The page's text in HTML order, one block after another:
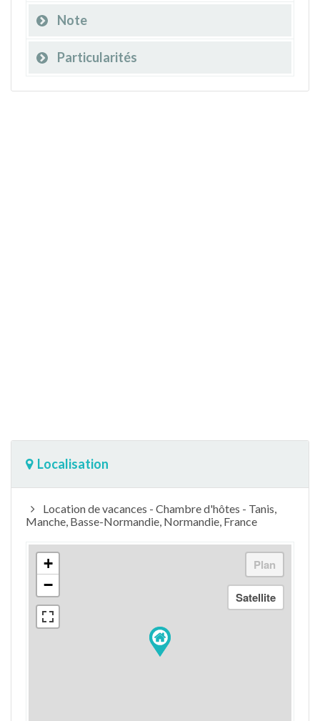
Note
Particularités
Localisation
Location de vacances - Chambre d'hôtes - Tanis,
Manche, Basse-Normandie, Normandie, France
+
−